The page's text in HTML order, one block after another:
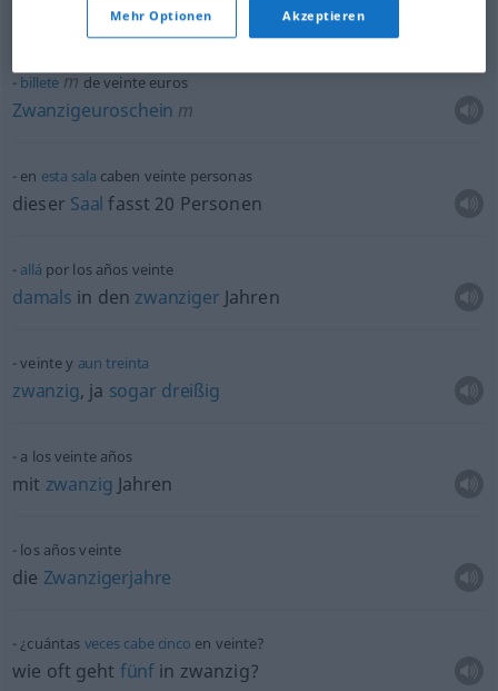
hundertzwanzig
billetem de veinte euros
Zwanzigeuroschein m
en esta sala caben veinte personas
dieser Saal fasst 20 Personen
allá por los años veinte
damals in den zwanziger Jahren
veinte y aun treinta
zwanzig, ja sogar dreißig
a los veinte años
mit zwanzig Jahren
los años veinte
die Zwanzigerjahre
¿cuántas veces cabe cinco en veinte?
wie oft geht fünf in zwanzig?
Mehr Optionen Akzeptieren